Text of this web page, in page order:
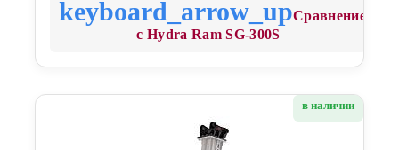
Сравнение
с Hydra Ram SG-300S
в наличии